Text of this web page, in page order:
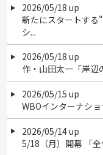
2026/05/18 up
新たにスタートす
シ...
2026/05/18 up
作・山田太一「岸辺
2026/05/15 up
WBOインターナシ
2026/05/14 up
5/18（月）開幕 「全